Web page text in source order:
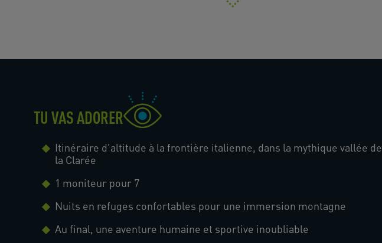
TU VAS ADORER
Itinéraire d'altitude à la frontière italienne, dans la mythique vallée de
la Clarée
1 moniteur pour 7
Nuits en refuges confortables pour une immersion montagne
Au final, une aventure humaine et sportive inoubliable